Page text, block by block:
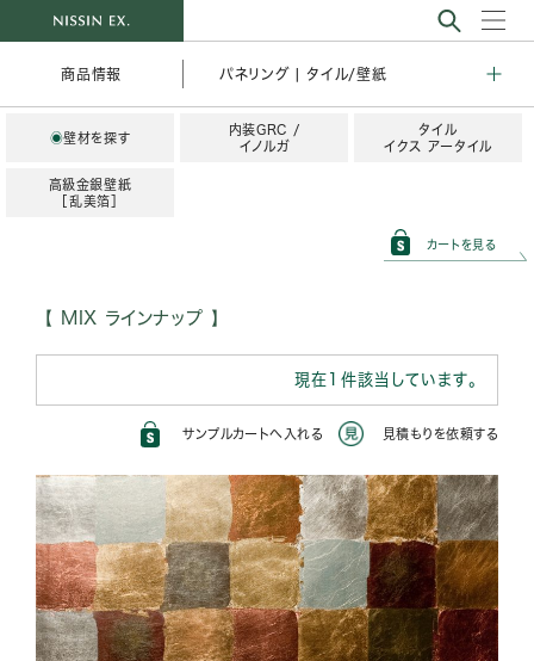
商品情報 パネリング | タイル/壁紙
◉壁材を探す
内装GRC /
イノルガ
タイル
イクス アータイル
高級金銀壁紙
［乱美箔］
カートを見る
MIX ラインナップ
現在1件該当しています。
サンプルカートへ入れる 見積もりを依頼する